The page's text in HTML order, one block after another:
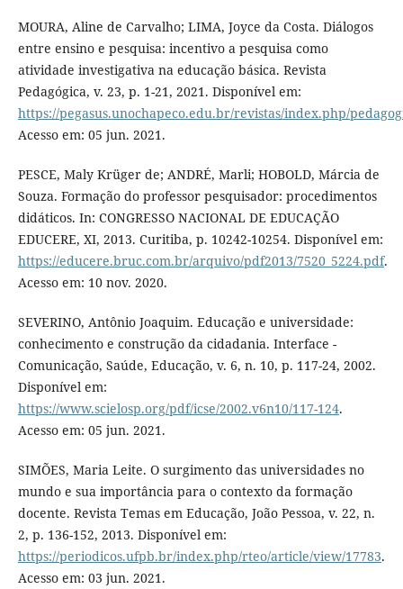
MOURA, Aline de Carvalho; LIMA, Joyce da Costa. Diálogos
entre ensino e pesquisa: incentivo a pesquisa como
atividade investigativa na educação básica. Revista
Pedagógica, v. 23, p. 1-21, 2021. Disponível em:
https://pegasus.unochapeco.edu.br/revistas/index.php/
Acesso em: 05 jun. 2021.
PESCE, Maly Krüger de; ANDRÉ, Marli; HOBOLD, Márcia de
Souza. Formação do professor pesquisador: procedimentos
didáticos. In: CONGRESSO NACIONAL DE EDUCAÇÃO
EDUCERE, XI, 2013. Curitiba, p. 10242-10254. Disponível em:
https://educere.bruc.com.br/arquivo/pdf2013/7520_5224.pdf.
Acesso em: 10 nov. 2020.
SEVERINO, Antônio Joaquim. Educação e universidade:
conhecimento e construção da cidadania. Interface -
Comunicação, Saúde, Educação, v. 6, n. 10, p. 117-24, 2002.
Disponível em:
https://www.scielosp.org/pdf/icse/2002.v6n10/117-124.
Acesso em: 05 jun. 2021.
SIMÕES, Maria Leite. O surgimento das universidades no
mundo e sua importância para o contexto da formação
docente. Revista Temas em Educação, João Pessoa, v. 22, n.
2, p. 136-152, 2013. Disponível em:
https://periodicos.ufpb.br/index.php/rteo/article/view/17783.
Acesso em: 03 jun. 2021.